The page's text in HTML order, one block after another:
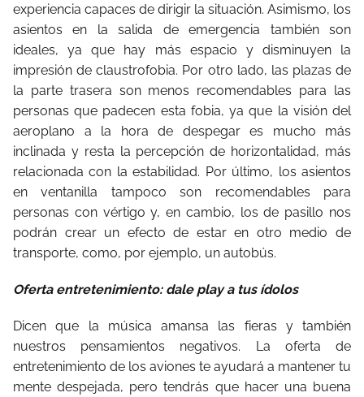
experiencia capaces de dirigir la situación. Asimismo, los
asientos en la salida de emergencia también son
ideales, ya que hay más espacio y disminuyen la
impresión de claustrofobia. Por otro lado, las plazas de
la parte trasera son menos recomendables para las
personas que padecen esta fobia, ya que la visión del
aeroplano a la hora de despegar es mucho más
inclinada y resta la percepción de horizontalidad, más
relacionada con la estabilidad. Por último, los asientos
en ventanilla tampoco son recomendables para
personas con vértigo y, en cambio, los de pasillo nos
podrán crear un efecto de estar en otro medio de
transporte, como, por ejemplo, un autobús.
Oferta entretenimiento: dale play a tus ídolos
Dicen que la música amansa las fieras y también
nuestros pensamientos negativos. La oferta de
entretenimiento de los aviones te ayudará a mantener tu
mente despejada, pero tendrás que hacer una buena